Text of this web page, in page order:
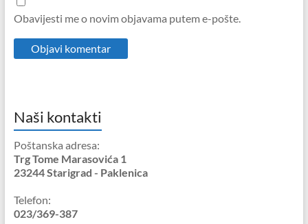
Obavijesti me o novim objavama putem e-pošte.
Naši kontakti
Poštanska adresa:
Trg Tome Marasovića 1
23244 Starigrad - Paklenica
Telefon:
023/369-387